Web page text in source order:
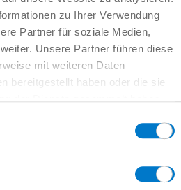
zu Ihrer Verwendung
Partner für soziale Medien,
Unsere Partner führen diese
mit weiteren Daten
bereitgestellt haben oder die sie